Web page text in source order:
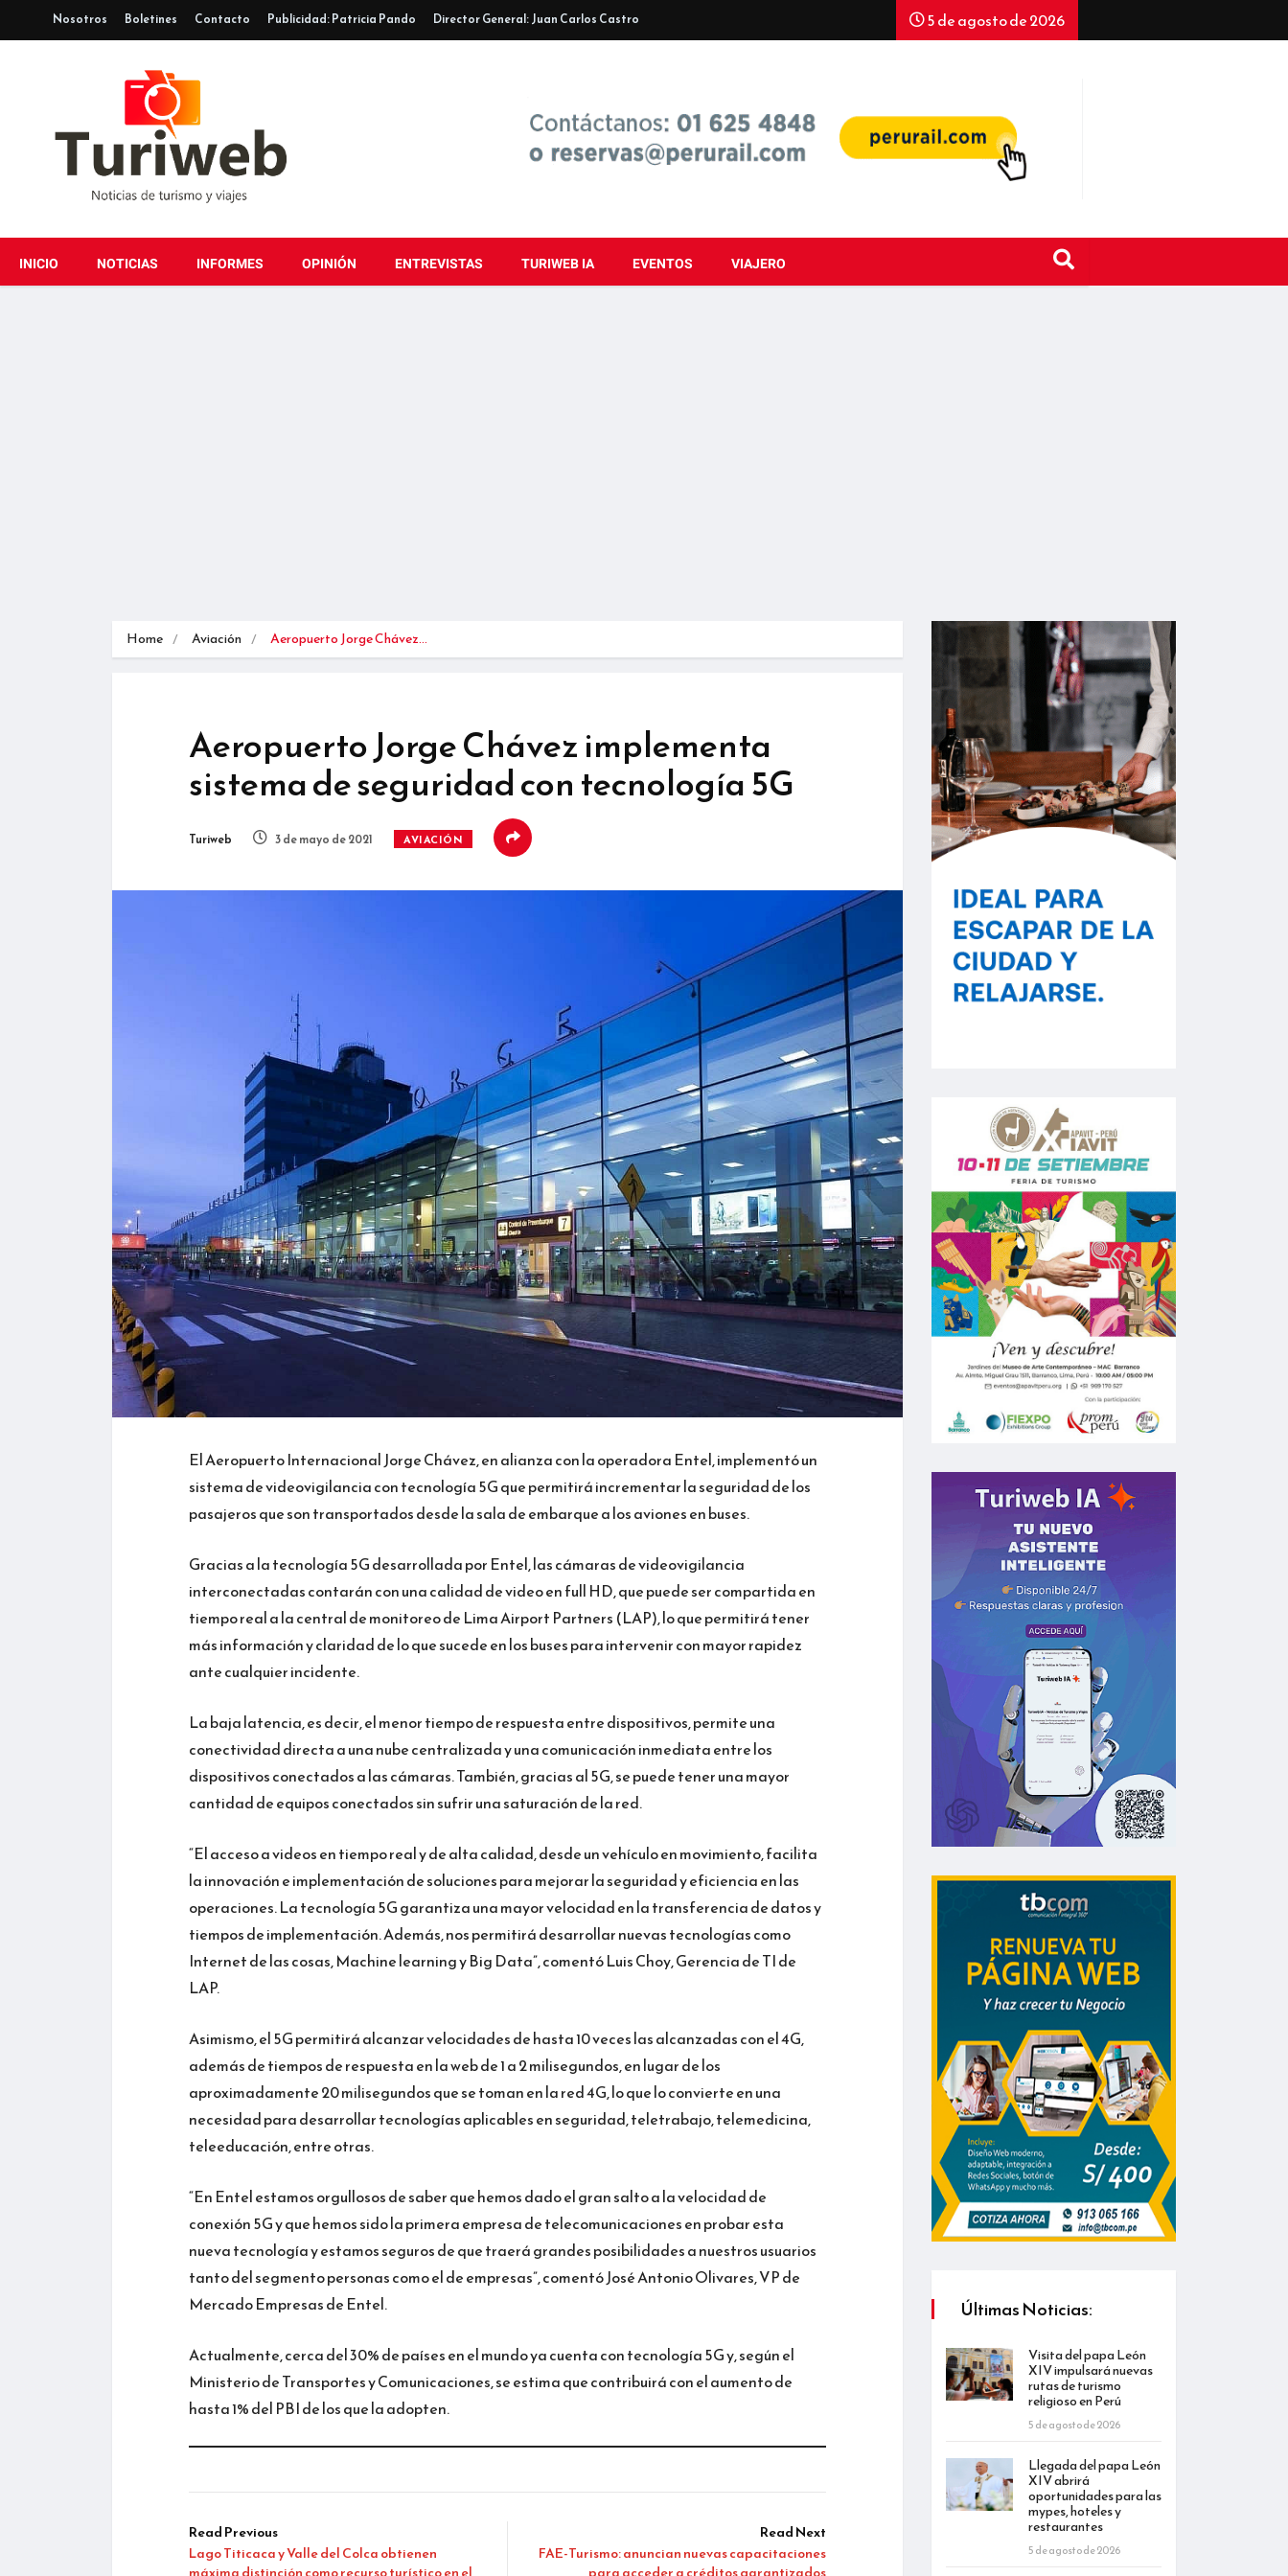
Nosotros Boletines Contacto Publicidad: Patricia Pando Director General: Juan Carlos Castro 5 de agosto de 2026
INICIO NOTICIAS INFORMES OPINIÓN ENTREVISTAS TURIWEB IA EVENTOS VIAJERO
Home Aviación Aeropuerto Jorge Chávez…
Aeropuerto Jorge Chávez implementa
sistema de seguridad con tecnología 5G
Turiweb 3 de mayo de 2021 AVIACIÓN
El Aeropuerto Internacional Jorge Chávez, en alianza con la operadora Entel, implementó un
sistema de videovigilancia con tecnología 5G que permitirá incrementar la seguridad de los
pasajeros que son transportados desde la sala de embarque a los aviones en buses.
Gracias a la tecnología 5G desarrollada por Entel, las cámaras de videovigilancia
interconectadas contarán con una calidad de video en full HD, que puede ser compartida en
tiempo real a la central de monitoreo de Lima Airport Partners (LAP), lo que permitirá tener
más información y claridad de lo que sucede en los buses para intervenir con mayor rapidez
ante cualquier incidente.
La baja latencia, es decir, el menor tiempo de respuesta entre dispositivos, permite una
conectividad directa a una nube centralizada y una comunicación inmediata entre los
dispositivos conectados a las cámaras. También, gracias al 5G, se puede tener una mayor
cantidad de equipos conectados sin sufrir una saturación de la red.
“El acceso a videos en tiempo real y de alta calidad, desde un vehículo en movimiento, facilita
la innovación e implementación de soluciones para mejorar la seguridad y eficiencia en las
operaciones. La tecnología 5G garantiza una mayor velocidad en la transferencia de datos y
tiempos de implementación. Además, nos permitirá desarrollar nuevas tecnologías como
Internet de las cosas, Machine learning y Big Data”, comentó Luis Choy, Gerencia de TI de
LAP.
Asimismo, el 5G permitirá alcanzar velocidades de hasta 10 veces las alcanzadas con el 4G,
además de tiempos de respuesta en la web de 1 a 2 milisegundos, en lugar de los
aproximadamente 20 milisegundos que se toman en la red 4G, lo que lo convierte en una
necesidad para desarrollar tecnologías aplicables en seguridad, teletrabajo, telemedicina,
teleeducación, entre otras.
“En Entel estamos orgullosos de saber que hemos dado el gran salto a la velocidad de
conexión 5G y que hemos sido la primera empresa de telecomunicaciones en probar esta
nueva tecnología y estamos seguros de que traerá grandes posibilidades a nuestros usuarios
tanto del segmento personas como el de empresas”, comentó José Antonio Olivares, VP de
Mercado Empresas de Entel.
Actualmente, cerca del 30% de países en el mundo ya cuenta con tecnología 5G y, según el
Ministerio de Transportes y Comunicaciones, se estima que contribuirá con el aumento de
hasta 1% del PBI de los que la adopten.
Read Previous
Lago Titicaca y Valle del Colca obtienen
Read Next
FAE-Turismo: anuncian nuevas capacitaciones
Últimas Noticias:
Visita del papa León
XIV impulsará nuevas
rutas de turismo
religioso en Perú
5 de agosto de 2026
Llegada del papa León
XIV abrirá
oportunidades para las
mypes, hoteles y
restaurantes
5 de agosto de 2026